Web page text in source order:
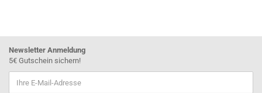
Newsletter Anmeldung
5€ Gutschein sichern!